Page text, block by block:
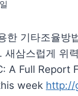
한 기타조율방
새삼스럽게 위
A Full Report
week http://